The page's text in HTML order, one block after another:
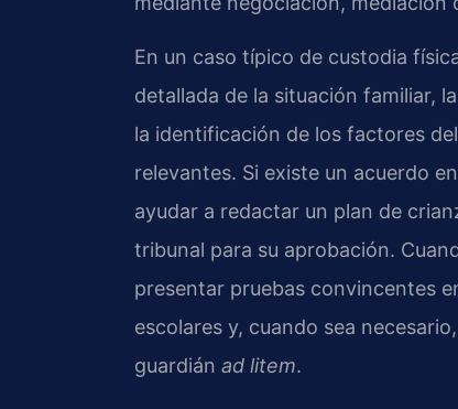
En un caso típico de custodia
detallada de la situación familiar,
la identificación de los factores del
relevantes. Si existe un acuerdo
ayudar a redactar un plan de
tribunal para su aprobación.
presentar pruebas convincentes
escolares y, cuando sea
guardián ad litem.